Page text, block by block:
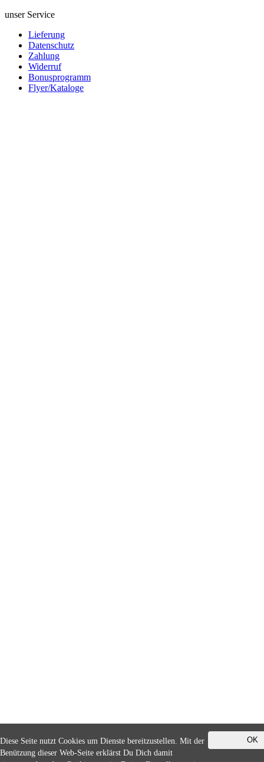
unser Service
Lieferung
Datenschutz
Zahlung
Widerruf
Bonusprogramm
Flyer/Kataloge
OK
Diese Seite nutzt Cookies um Dienste bereitzustellen. Mit der
Benützung dieser Web-Seite erklärst Du Dich damit